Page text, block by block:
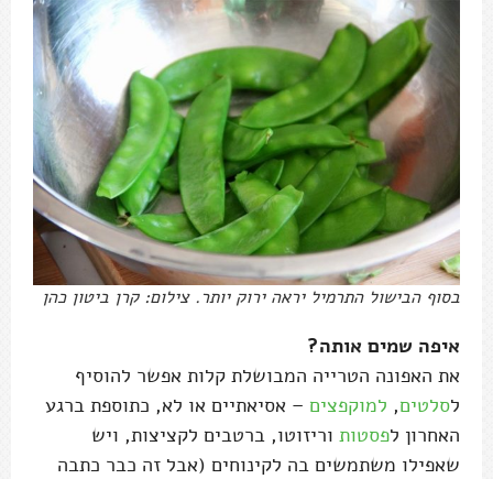
בסוף הבישול התרמיל יראה ירוק יותר. צילום: קרן ביטון כהן
איפה שמים אותה?
את האפונה הטרייה המבושלת קלות אפשר להוסיף
לסלטים, למוקפצים – אסיאתיים או לא, כתוספת ברגע
האחרון לפסטות וריזוטו, ברטבים לקציצות, ויש
שאפילו משתמשים בה לקינוחים (אבל זה כבר כתבה